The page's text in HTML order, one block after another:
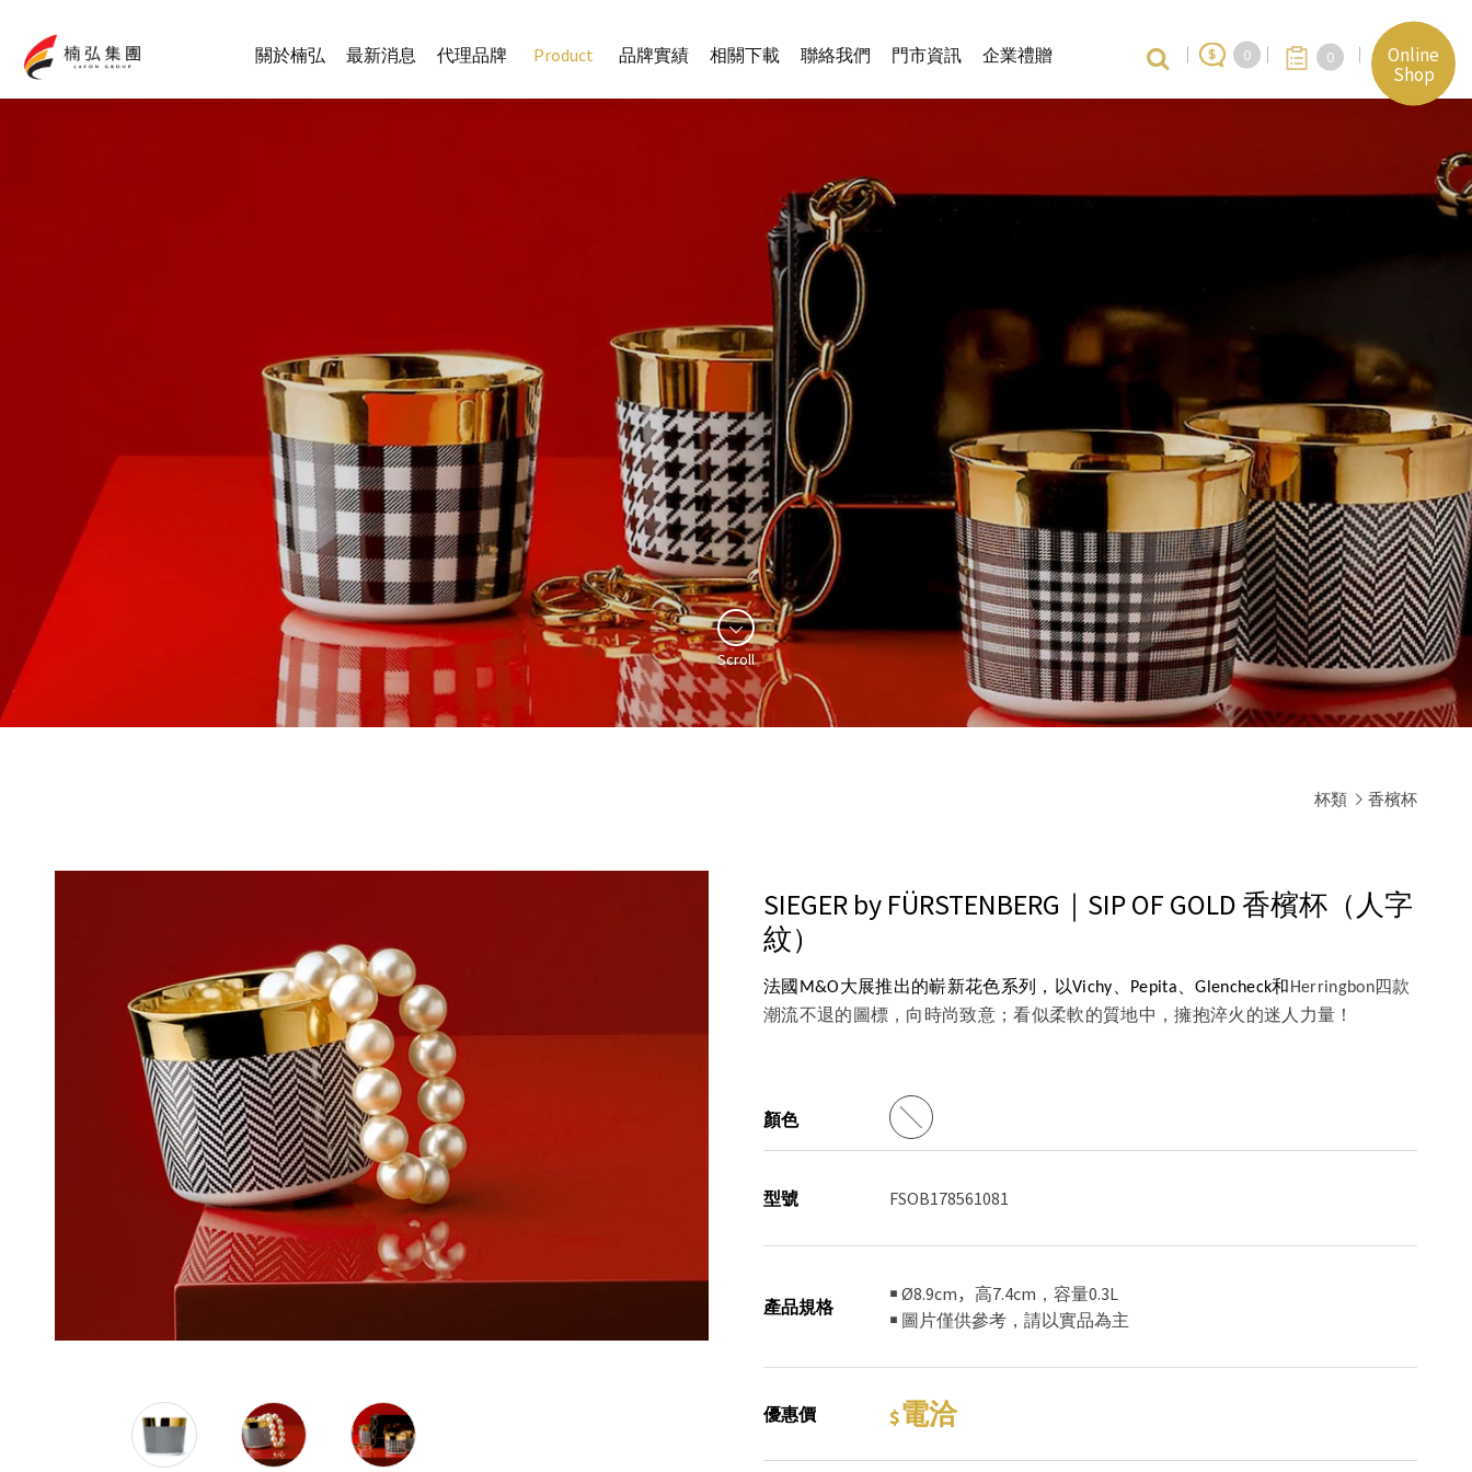
關於楠弘 最新消息 代理品牌 Product 品牌實績 相關下載 聯絡我們 門市資訊 企業禮贈 0 0
Online
Shop
Scroll
杯類 香檳杯
SIEGER by FÜRSTENBERG｜SIP OF GOLD 香檳杯（人字
紋）
法國M&O大展推出的嶄新花色系列，以Vichy、Pepita、Glencheck和 Herringbon四款
潮流不退的圖標 ， 向時尚致意；看似柔軟的質地中，擁抱淬火的迷人力量！
顏色
型號 FSOB178561081
產品規格
￭ Ø8.9cm，高7.4cm，容量0.3L
￭ 圖片僅供參考，請以實品為主
優惠價 電洽